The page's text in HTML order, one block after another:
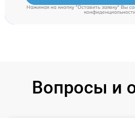
Нажимая на кнопку "Оставить заявку" Вы
конфиденциальности
Вопросы и